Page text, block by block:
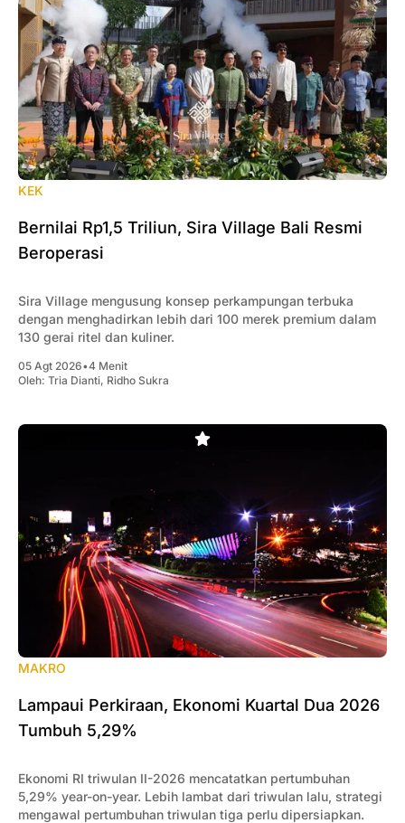
KEK
Bernilai Rp1,5 Triliun, Sira Village Bali Resmi
Beroperasi
Sira Village mengusung konsep perkampungan terbuka
dengan menghadirkan lebih dari 100 merek premium dalam
130 gerai ritel dan kuliner.
05 Agt 2026•4 Menit
Oleh: Tria Dianti, Ridho Sukra
MAKRO
Lampaui Perkiraan, Ekonomi Kuartal Dua 2026
Tumbuh 5,29%
Ekonomi RI triwulan II-2026 mencatatkan pertumbuhan
5,29% year-on-year. Lebih lambat dari triwulan lalu, strategi
mengawal pertumbuhan triwulan tiga perlu dipersiapkan.